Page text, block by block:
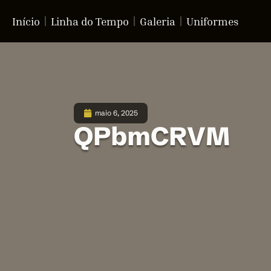
Início Linha do Tempo Galeria Uniformes
maio 6, 2025
QPbmCRVM